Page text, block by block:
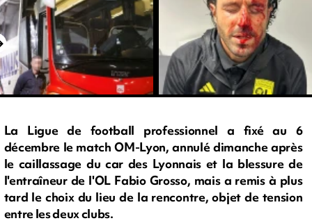
La Ligue de football professionnel a fixé au 6
décembre le match OM-Lyon, annulé dimanche après
le caillassage du car des Lyonnais et la blessure de
l'entraîneur de l'OL Fabio Grosso, mais a remis à plus
tard le choix du lieu de la rencontre, objet de tension
entre les deux clubs.